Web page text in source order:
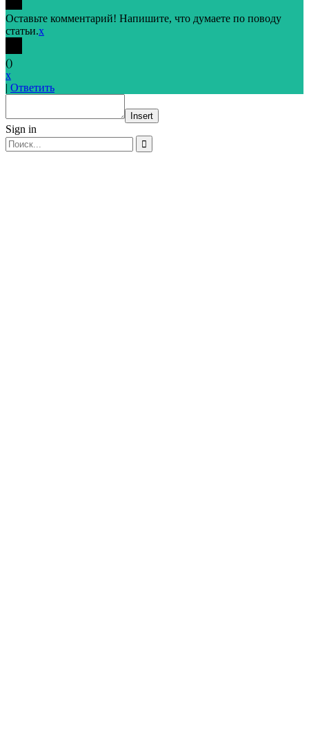
Оставьте комментарий! Напишите, что думаете по поводу
статьи.x
()
x
| Ответить
Insert
Sign in